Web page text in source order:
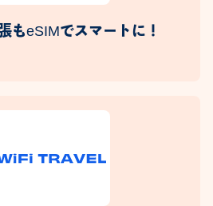
もeSIMでスマートに！